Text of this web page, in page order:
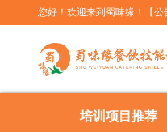
您好！欢迎来到蜀味缘！【公
培训项目推荐